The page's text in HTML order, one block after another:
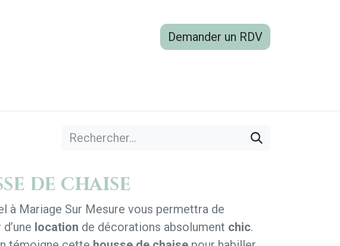
Demander un RDV
de chaise
à Mariage Sur Mesure vous permettra de
location de décorations absolument chic.